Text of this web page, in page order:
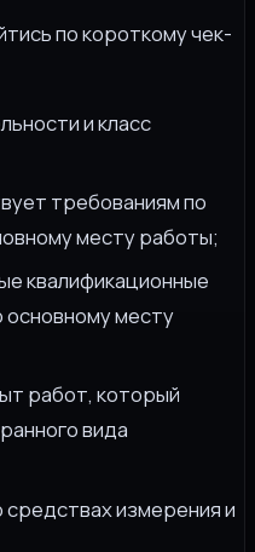
по короткому чек-
и класс
требованиям по
месту работы;
квалификационные
месту
работ, который
вида
измерения и